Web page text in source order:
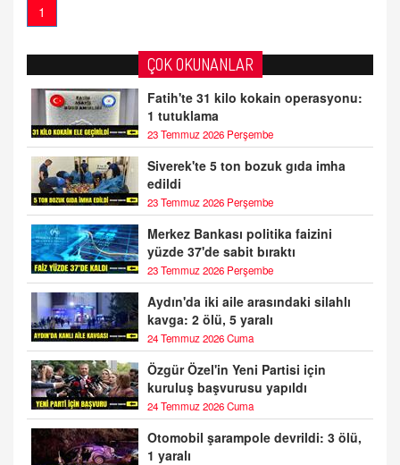
1
ÇOK OKUNANLAR
Fatih'te 31 kilo kokain operasyonu:
1 tutuklama
23 Temmuz 2026 Perşembe
Siverek'te 5 ton bozuk gıda imha
edildi
23 Temmuz 2026 Perşembe
Merkez Bankası politika faizini
yüzde 37'de sabit bıraktı
23 Temmuz 2026 Perşembe
Aydın'da iki aile arasındaki silahlı
kavga: 2 ölü, 5 yaralı
24 Temmuz 2026 Cuma
Özgür Özel'in Yeni Partisi için
kuruluş başvurusu yapıldı
24 Temmuz 2026 Cuma
Otomobil şarampole devrildi: 3 ölü,
1 yaralı